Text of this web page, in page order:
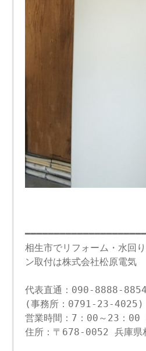
相生市でリフォーム・水回
ン取付は株式会社松原電気
代表直通：090-8888-8854
(事務所：0791-23-4025)
営業時間：7：00～23：
住所：〒678-0052 兵庫県